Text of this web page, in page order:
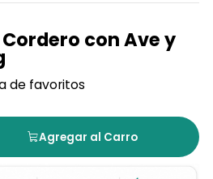
con Ave y
de favoritos
Agregar al Carro